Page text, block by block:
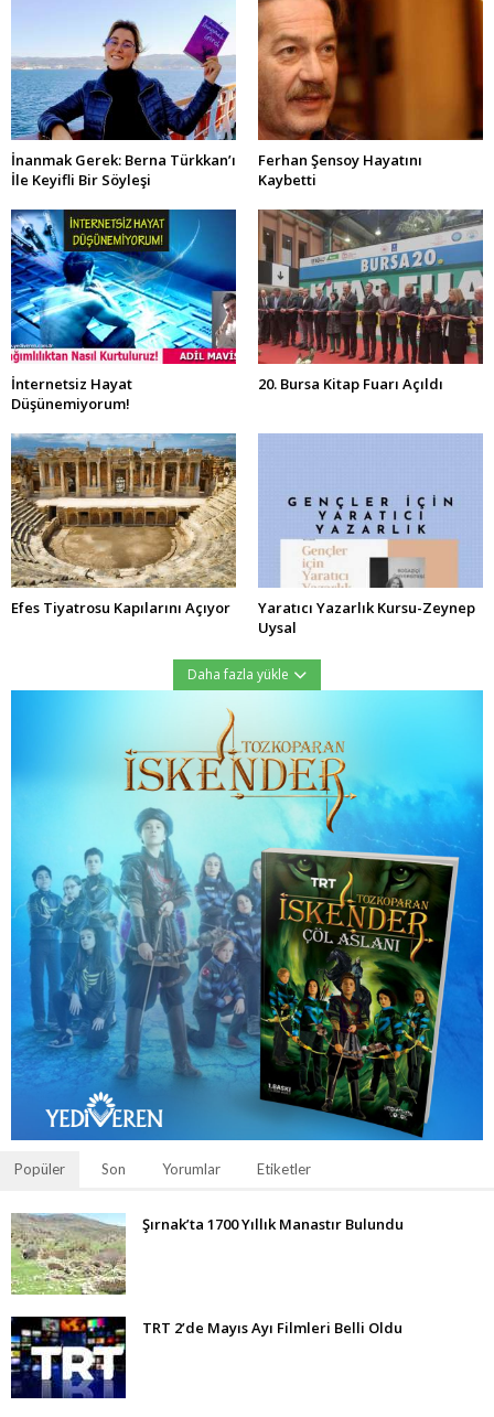
İnanmak Gerek: Berna Türkkan’ı
İle Keyifli Bir Söyleşi
Ferhan Şensoy Hayatını
Kaybetti
İnternetsiz Hayat
Düşünemiyorum!
20. Bursa Kitap Fuarı Açıldı
Efes Tiyatrosu Kapılarını Açıyor
Yaratıcı Yazarlık Kursu-Zeynep
Uysal
Daha fazla yükle
Popüler Son Yorumlar Etiketler
Şırnak’ta 1700 Yıllık Manastır Bulundu
TRT 2’de Mayıs Ayı Filmleri Belli Oldu